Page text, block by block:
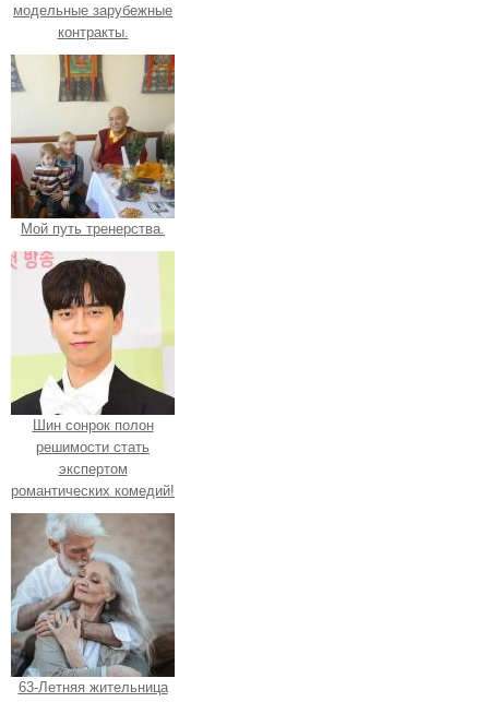
модельные зарубежные
контракты.
Мой путь тренерства.
Шин сонрок полон
решимости стать
экспертом
романтических комедий!
63-Летняя жительница